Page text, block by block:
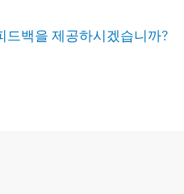
드백을 제공하시겠습니까?